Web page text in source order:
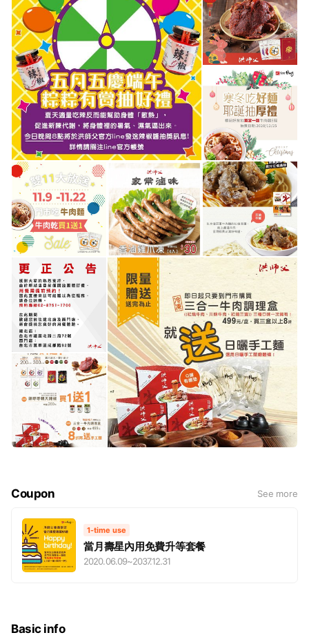
Coupon See more
1-time use
當月壽星內用免費升等套餐
2020.06.09~2037.12.31
Basic info